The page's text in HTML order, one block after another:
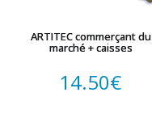
SAI
TORTOISE
ARTITEC commerçant du
marché + caisses
14.50€